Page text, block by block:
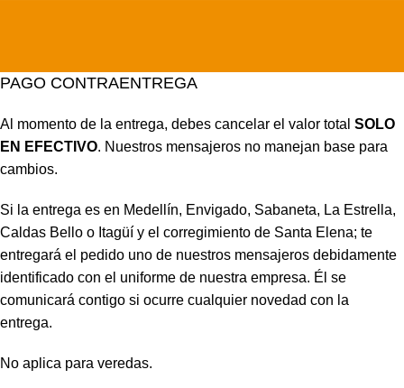
PAGO CONTRAENTREGA
Al momento de la entrega, debes cancelar el valor total SOLO
EN EFECTIVO. Nuestros mensajeros no manejan base para
cambios.
Si la entrega es en Medellín, Envigado, Sabaneta, La Estrella,
Caldas Bello o Itagüí y el corregimiento de Santa Elena; te
entregará el pedido uno de nuestros mensajeros debidamente
identificado con el uniforme de nuestra empresa. Él se
comunicará contigo si ocurre cualquier novedad con la
entrega.
No aplica para veredas.